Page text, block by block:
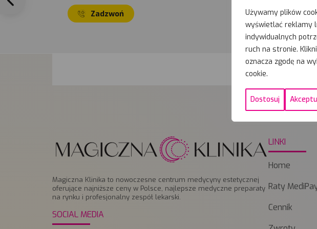
Używamy plików
wyświetlać reklamy
indywidualnych
ruch na stronie.
oznacza zgodę na
cookie.
Dostosuj
Zadzwoń
Regulamin
Magiczna Klinika to nowoczesne centrum medycyny estetycznej
oferujące najniższe ceny w Polsce, najlepsze medyczne preparaty
na rynku i profesjonalny zespół lekarski.
SOCIAL MEDIA
LINKI
Home
Raty
Cennik